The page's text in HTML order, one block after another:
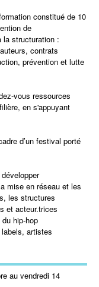
constitué de 10
de
structuration :
contrats
prévention et lutte
vous ressources
en s'appuyant
d’un festival porté
mise en réseau et les
les structures
et acteur.trices
hip-hop
artistes
au vendredi 14